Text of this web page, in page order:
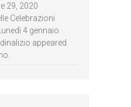
29, 2020
Celebrazioni
4 gennaio
appeared